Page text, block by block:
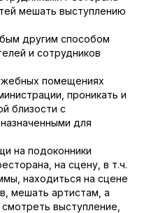
мешать выступлению
другим способом
и сотрудников
помещениях
проникать и
близости с
для
на подоконники
на сцену, в т.ч.
находиться на сцене
мешать артистам, а
выступление,